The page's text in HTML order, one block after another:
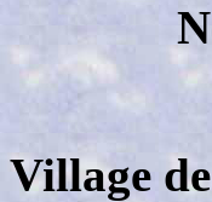
Village